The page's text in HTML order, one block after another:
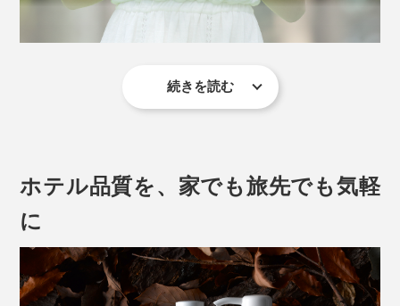
まずは、いつものように頭を洗います。指でマッサージ
するように洗っていると、ますます泡立ってきて、しか
も、その泡がヘタりにくいことを実感するはずです。
シャンプー後はすぐに流さないで、そのまま髪を「泡パ
ック」するのがオススメ（2分以上）。その間に、残り
本当の心地よさを追求するために、年間1,000人以上の
プロの美容師たちとともに使用感をチェック。
続きを読む
ホテル品質を、家でも旅先でも気軽
に